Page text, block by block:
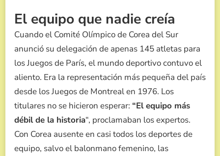
El equipo que nadie creía
Cuando el Comité Olímpico de Corea del Sur
anunció su delegación de apenas 145 atletas para
los Juegos de París, el mundo deportivo contuvo el
aliento. Era la representación más pequeña del país
desde los Juegos de Montreal en 1976. Los
titulares no se hicieron esperar: “El equipo más
débil de la historia“, proclamaban los expertos.
Con Corea ausente en casi todos los deportes de
equipo, salvo el balonmano femenino, las